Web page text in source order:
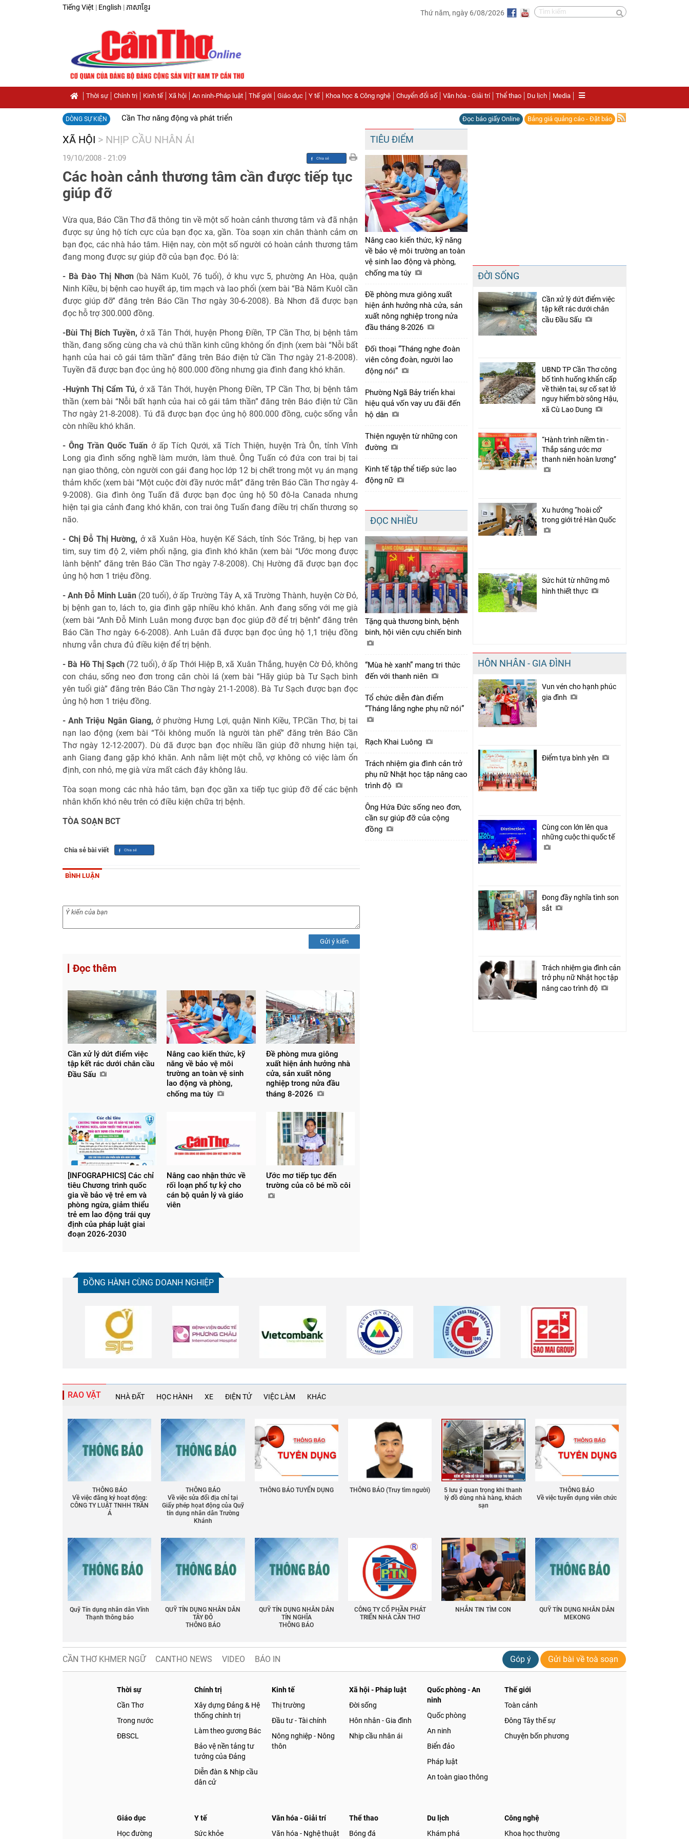
Tiếng Việt | English | ភាសាខ្មែរ
Thứ năm, ngày 6/08/2026
Thời sự Chính trị Kinh tế Xã hội An ninh-Pháp luật Thế giới Giáo dục Y tế Khoa học & Công nghệ Chuyển đổi số Văn hóa - Giải trí Thể thao Du lịch Media
DÒNG SỰ KIỆN Cần Thơ năng động và phát triển Đọc báo giấy Online Bảng giá quảng cáo - Đặt báo
XÃ HỘI > NHỊP CẦU NHÂN ÁI
19/10/2008 - 21:09
Chia sẻ
Facebook
Các hoàn cảnh thương tâm cần được tiếp tục
giúp đỡ
Vừa qua, Báo Cần Thơ đã thông tin về một số hoàn cảnh thương tâm và đã nhận
được sự ủng hộ tích cực của bạn đọc xa, gần. Tòa soạn xin chân thành cảm ơn
bạn đọc, các nhà hảo tâm. Hiện nay, còn một số người có hoàn cảnh thương tâm
đang mong được sự giúp đỡ của bạn đọc. Đó là:
- Bà Đào Thị Nhơn (bà Năm Kuôl, 76 tuổi), ở khu vực 5, phường An Hòa, quận
Ninh Kiều, bị bệnh cao huyết áp, tim mạch và lao phổi (xem bài “Bà Năm Kuôl cần
được giúp đỡ” đăng trên Báo Cần Thơ ngày 30-6-2008). Bà Nhơn đã được bạn
đọc hỗ trợ 300.000 đồng.
-Bùi Thị Bích Tuyền, ở xã Tân Thới, huyện Phong Điền, TP Cần Thơ, bị bệnh tâm
thần, đang sống cùng cha và chú thần kinh cũng không ổn định (xem bài “Nỗi bất
hạnh của hai cô gái tâm thần” đăng trên Báo điện tử Cần Thơ ngày 21-8-2008).
Tuyền đã được bạn đọc ủng hộ 800.000 đồng nhưng gia đình đang khó khăn.
-Huỳnh Thị Cẩm Tú, ở xã Tân Thới, huyện Phong Điền, TP Cần Thơ, bị bệnh tâm
thần (xem bài “Nỗi bất hạnh của hai cô gái tâm thần” đăng trên Báo điện tử Cần
Thơ ngày 21-8-2008). Tú đã được bạn đọc ủng hộ 800.000 đồng, cuộc sống vẫn
còn nhiều khó khăn.
- Ông Trần Quốc Tuấn ở ấp Tích Qưới, xã Tích Thiện, huyện Trà Ôn, tỉnh Vĩnh
Long gia đình sống nghề làm mướn, làm thuê. Ông Tuấn có đứa con trai bị tai
nạn giao thông, còn người con gái đang học lớp 12 bị chết trong một vụ án mạng
thảm khốc (xem bài “Một cuộc đời đầy nước mắt” đăng trên Báo Cần Thơ ngày 4-
9-2008). Gia đình ông Tuấn đã được bạn đọc ủng hộ 50 đô-la Canada nhưng
hiện tại gia cảnh đang khó khăn, con trai ông Tuấn đang điều trị chấn thương sọ
não.
- Chị Đỗ Thị Hường, ở xã Xuân Hòa, huyện Kế Sách, tỉnh Sóc Trăng, bị hẹp van
tim, suy tim độ 2, viêm phổi nặng, gia đình khó khăn (xem bài “Ước mong được
lành bệnh” đăng trên Báo Cần Thơ ngày 7-8-2008). Chị Hường đã được bạn đọc
ủng hộ hơn 1 triệu đồng.
- Anh Đỗ Minh Luân (20 tuổi), ở ấp Trường Tây A, xã Trường Thành, huyện Cờ Đỏ,
bị bệnh gan to, lách to, gia đình gặp nhiều khó khăn. Anh đang sống với mẹ già
(xem bài “Anh Đỗ Minh Luân mong được bạn đọc giúp đỡ để trị bệnh” đăng trên
Báo Cần Thơ ngày 6-6-2008). Anh Luân đã được bạn đọc ủng hộ 1,1 triệu đồng
nhưng vẫn chưa đủ điều kiện để trị bệnh.
- Bà Hồ Thị Sạch (72 tuổi), ở ấp Thới Hiệp B, xã Xuân Thắng, huyện Cờ Đỏ, không
con cháu, sống neo đơn trong căn chòi lá (xem bài “Hãy giúp bà Tư Sạch bình
yên tuổi già” đăng trên Báo Cần Thơ ngày 21-1-2008). Bà Tư Sạch được bạn đọc
ủng hộ hơn 1 triệu đồng.
- Anh Triệu Ngân Giang, ở phường Hưng Lợi, quận Ninh Kiều, TP.Cần Thơ, bị tai
nạn lao động (xem bài “Tôi không muốn là người tàn phế” đăng trên Báo Cần
Thơ ngày 12-12-2007). Dù đã được bạn đọc nhiều lần giúp đỡ nhưng hiện tại,
anh Giang đang gặp khó khăn. Anh nằm liệt một chỗ, vợ không có việc làm ổn
định, con nhỏ, mẹ già vừa mất cách đây không lâu.
Tòa soạn mong các nhà hảo tâm, bạn đọc gần xa tiếp tục giúp đỡ để các bệnh
nhân khốn khó nêu trên có điều kiện chữa trị bệnh.
TÒA SOẠN BCT
Chia sẻ bài viết
BÌNH LUẬN
Gửi ý kiến
Đọc thêm
Cần xử lý dứt điểm việc
tập kết rác dưới chân cầu
Đầu Sấu
Nâng cao kiến thức, kỹ
năng về bảo vệ môi
trường an toàn vệ sinh
lao động và phòng,
chống ma túy
Đề phòng mưa giông
xuất hiện ảnh hưởng nhà
cửa, sản xuất nông
nghiệp trong nửa đầu
tháng 8-2026
[INFOGRAPHICS] Các chỉ
tiêu Chương trình quốc
gia về bảo vệ trẻ em và
phòng ngừa, giảm thiểu
trẻ em lao động trái quy
định của pháp luật giai
đoạn 2026-2030
Nâng cao nhận thức về
rối loạn phổ tự kỷ cho
cán bộ quản lý và giáo
viên
Ước mơ tiếp tục đến
trường của cô bé mồ côi
TIÊU ĐIỂM
Nâng cao kiến thức, kỹ năng
về bảo vệ môi trường an toàn
vệ sinh lao động và phòng,
chống ma túy
Đề phòng mưa giông xuất
hiện ảnh hưởng nhà cửa, sản
xuất nông nghiệp trong nửa
đầu tháng 8-2026
Đối thoại “Tháng nghe đoàn
viên công đoàn, người lao
động nói”
Phường Ngã Bảy triển khai
hiệu quả vốn vay ưu đãi đến
hộ dân
Thiện nguyện từ những con
đường
Kinh tế tập thể tiếp sức lao
động nữ
ĐỌC NHIỀU
Tặng quà thương binh, bệnh
binh, hội viên cựu chiến binh
“Mùa hè xanh” mang tri thức
đến với thanh niên
Tổ chức diễn đàn điểm
“Tháng lắng nghe phụ nữ nói”
Rạch Khai Luông
Trách nhiệm gia đình cản trở
phụ nữ Nhật học tập nâng cao
trình độ
Ông Hứa Đức sống neo đơn,
cần sự giúp đỡ của cộng
đồng
ĐỜI SỐNG
Cần xử lý dứt điểm việc
tập kết rác dưới chân
cầu Đầu Sấu
UBND TP Cần Thơ công
bố tình huống khẩn cấp
về thiên tai, sự cố sạt lở
nguy hiểm bờ sông Hậu,
xã Cù Lao Dung
“Hành trình niềm tin -
Thắp sáng ước mơ
thanh niên hoàn lương”
Xu hướng “hoài cổ”
trong giới trẻ Hàn Quốc
Sức hút từ những mô
hình thiết thực
HÔN NHÂN - GIA ĐÌNH
Vun vén cho hạnh phúc
gia đình
Điểm tựa bình yên
Cùng con lớn lên qua
những cuộc thi quốc tế
Đong đầy nghĩa tình son
sắt
Trách nhiệm gia đình cản
trở phụ nữ Nhật học tập
nâng cao trình độ
ĐỒNG HÀNH CÙNG DOANH NGHIỆP
RAO VẶT NHÀ ĐẤT HỌC HÀNH XE ĐIỆN TỬ VIỆC LÀM KHÁC
THÔNG BÁO
Về việc đăng ký hoạt động:
CÔNG TY LUẬT TNHH TRẦN
Á
THÔNG BÁO
Về việc sửa đổi địa chỉ tại
Giấy phép họat động của Quỹ
tín dụng nhân dân Trường
Khánh
THÔNG BÁO TUYỂN DỤNG THÔNG BÁO (Truy tìm người)
5 lưu ý quan trọng khi thanh
lý đồ dùng nhà hàng, khách
sạn
THÔNG BÁO
Về việc tuyển dụng viên chức
Quỹ Tín dụng nhân dân Vĩnh
Thạnh thông báo
QUỸ TÍN DỤNG NHÂN DÂN
TÂY ĐÔ
THÔNG BÁO
QUỸ TÍN DỤNG NHÂN DÂN
TÍN NGHĨA
THÔNG BÁO
CÔNG TY CỔ PHẦN PHÁT
TRIỂN NHÀ CẦN THƠ
NHẮN TIN TÌM CON
QUỸ TÍN DỤNG NHÂN DÂN
MEKONG
CẦN THƠ KHMER NGỮ CANTHO NEWS VIDEO BÁO IN Góp ý Gửi bài về toà soạn
Thời sự
Cần Thơ
Trong nước
ĐBSCL
Chính trị
Xây dựng Đảng & Hệ
thống chính trị
Làm theo gương Bác
Bảo vệ nền tảng tư
tưởng của Đảng
Diễn đàn & Nhịp cầu
dân cử
Kinh tế
Thị trường
Đầu tư - Tài chính
Nông nghiệp - Nông
thôn
Xã hội - Pháp luật
Đời sống
Hôn nhân - Gia đình
Nhịp cầu nhân ái
Quốc phòng - An
ninh
Quốc phòng
An ninh
Biển đảo
Pháp luật
An toàn giao thông
Thế giới
Toàn cảnh
Đông Tây thế sự
Chuyện bốn phương
Giáo dục
Học đường
Y tế
Sức khỏe
Văn hóa - Giải trí
Văn hóa - Nghệ thuật
Thể thao
Bóng đá
Du lịch
Khám phá
Công nghệ
Khoa học thường